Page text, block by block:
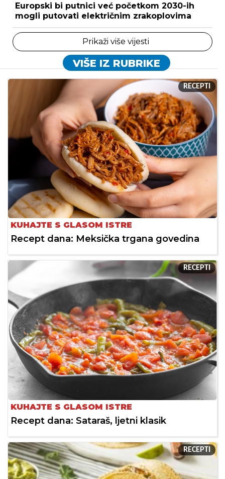
Europski bi putnici već početkom 2030-ih
mogli putovati električnim zrakoplovima
Prikaži više vijesti
VIŠE IZ RUBRIKE
RECEPTI
KUHAJTE S GLASOM ISTRE
Recept dana: Meksička trgana govedina
RECEPTI
KUHAJTE S GLASOM ISTRE
Recept dana: Sataraš, ljetni klasik
RECEPTI